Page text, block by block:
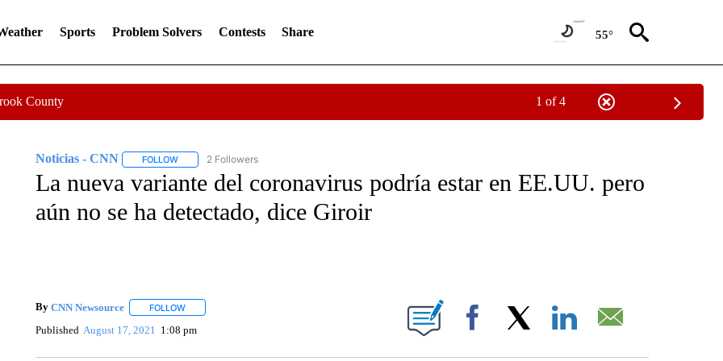
Sports Problem Solvers Contests Share 55°
County 1 of 4
Noticias - CNN FOLLOWFOLLOW "NOTICIAS - CNN" TO RECEIVE NOTIFICATIONS ABOUT NEW PAGES ON "NOTICIAS - CNN".
2 Followers
La nueva variante del coronavirus podría estar en EE.UU. pero
aún no se ha detectado, dice Giroir
By CNN Newsource FOLLOWFOLLOW "" TO RECEIVE NOTIFICATIONS ABOUT NEW PAGES ON "".
Published August 17, 2021 1:08 pm Facebook